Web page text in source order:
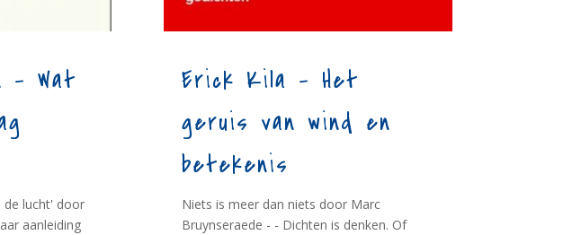
– Wat
de lucht' door
aanleiding
Erick Kila – Het
geruis van wind en
betekenis
Niets is meer dan niets door Marc
Bruynseraede - - Dichten is denken. Of